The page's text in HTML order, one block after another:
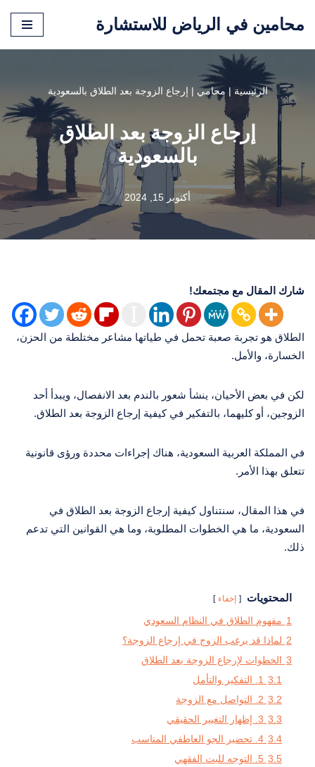
المحتوى
محامين في الرياض للاستشارة
الرئيسية | محامي | إرجاع الزوجة بعد الطلاق بالسعودية
إرجاع الزوجة بعد الطلاق
بالسعودية
أكتوبر 15, 2024
شارك المقال مع مجتمعك!
الطلاق هو تجربة صعبة تحمل في طياتها مشاعر مختلطة من الحزن،
الخسارة، والأمل.
لكن في بعض الأحيان، ينشأ شعور بالندم بعد الانفصال، ويبدأ أحد
الزوجين، أو كليهما، بالتفكير في كيفية إرجاع الزوجة بعد الطلاق.
في المملكة العربية السعودية، هناك إجراءات محددة ورؤى قانونية
تتعلق بهذا الأمر.
في هذا المقال، سنتناول كيفية إرجاع الزوجة بعد الطلاق في
السعودية، ما هي الخطوات المطلوبة، وما هي القوانين التي تدعم
ذلك.
المحتويات إخفاء
1 مفهوم الطلاق في النظام السعودي
2 لماذا قد يرغب الزوج في إرجاع الزوجة؟
3
الخطوات لإرجاع الزوجة بعد الطلاق
3.1 1. التفكير والتأمل
3.2 2. التواصل مع الزوجة
3.3 3. إظهار التغيير الحقيقي
3.4 4. تحضير الجو العاطفي المناسب
3.5 5. التوجه للبت الفقهي